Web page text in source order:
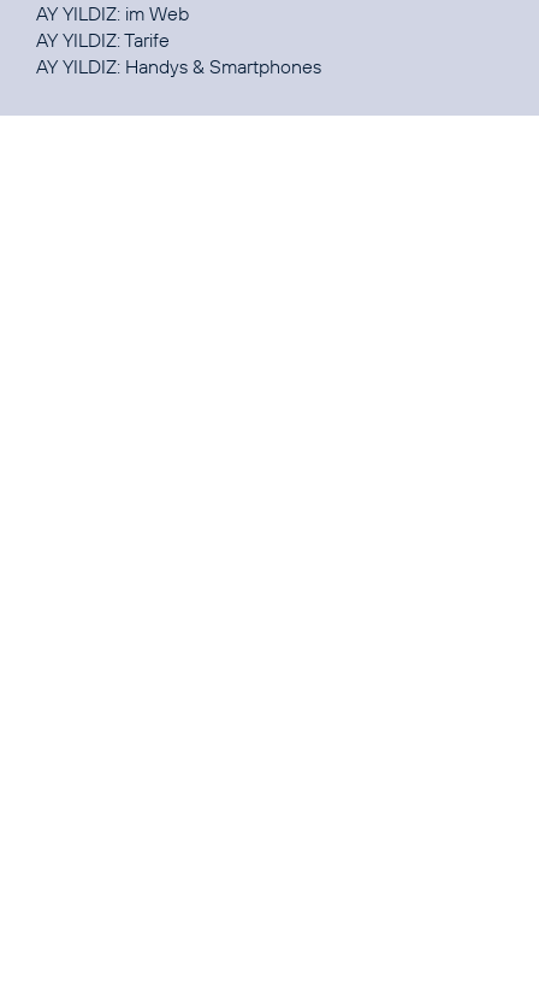
AY YILDIZ: im Web
AY YILDIZ:Tarife
AY YILDIZ: Handys & Smartphones